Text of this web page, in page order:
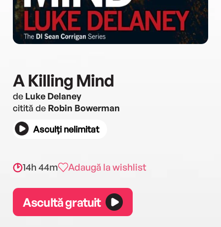
A Killing Mind
de Luke Delaney
citită de Robin Bowerman
Asculți nelimitat
14h 44m Adaugă la wishlist
Ascultă gratuit